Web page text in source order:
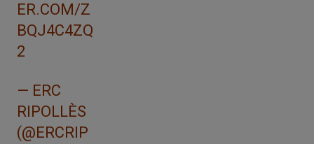
ER.COM/Z
BQJ4C4ZQ
2
— ERC
RIPOLLÈS
(@ERCRIP